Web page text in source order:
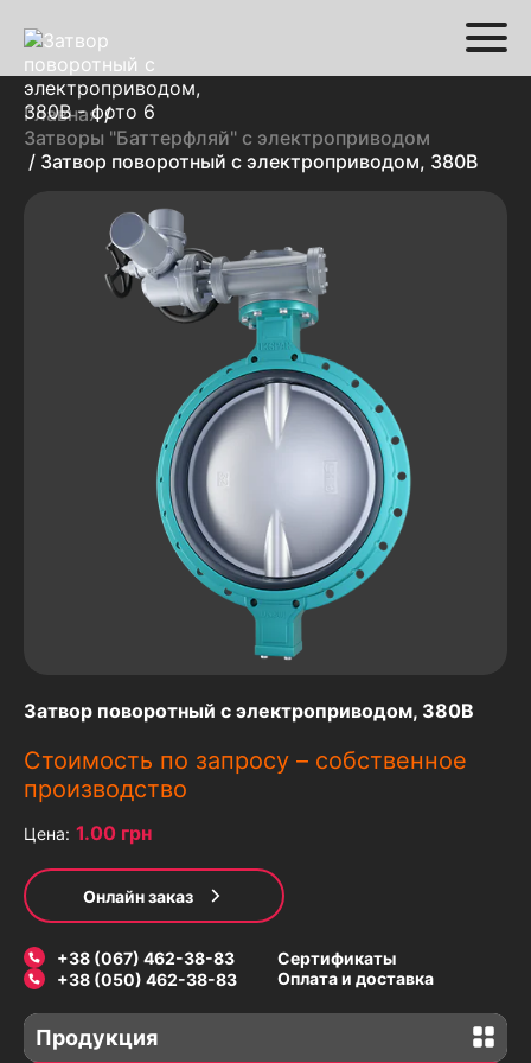
Главная/
Затворы "Баттерфляй" с электроприводом
/ Затвор поворотный с электроприводом, 380В
Затвор поворотный с электроприводом, 380В
Стоимость по запросу – собственное
производство
Цена: 1.00 грн
Онлайн заказ
+38 (067) 462-38-83
+38 (050) 462-38-83
Сертификаты
Оплата и доставка
Продукция